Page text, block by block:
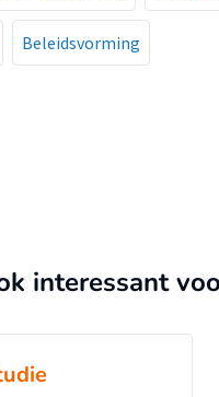
Beleidsvorming
interessant